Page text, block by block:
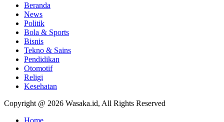
Beranda
News
Politik
Bola & Sports
Bisnis
Tekno & Sains
Pendidikan
Otomotif
Religi
Kesehatan
Copyright @ 2026 Wasaka.id, All Rights Reserved
Home